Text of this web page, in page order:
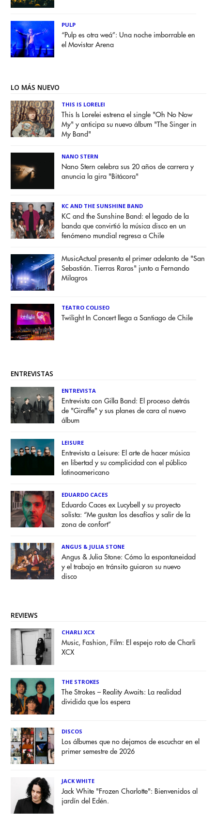
PULP
“Pulp es otra weá”: Una noche imborrable en
el Movistar Arena
LO MÁS NUEVO
THIS IS LORELEI
This Is Lorelei estrena el single "Oh No Now
My" y anticipa su nuevo álbum "The Singer in
My Band"
NANO STERN
Nano Stern celebra sus 20 años de carrera y
anuncia la gira "Bitácora"
KC AND THE SUNSHINE BAND
KC and the Sunshine Band: el legado de la
banda que convirtió la música disco en un
fenómeno mundial regresa a Chile
MusicActual presenta el primer adelanto de "San
Sebastián. Tierras Raras" junto a Fernando
Milagros
TEATRO COLISEO
Twilight In Concert llega a Santiago de Chile
ENTREVISTAS
ENTREVISTA
Entrevista con Gilla Band: El proceso detrás
de "Giraffe" y sus planes de cara al nuevo
álbum
LEISURE
Entrevista a Leisure: El arte de hacer música
en libertad y su complicidad con el público
latinoamericano
EDUARDO CACES
Eduardo Caces ex Lucybell y su proyecto
solista: “Me gustan los desafíos y salir de la
zona de confort”
ANGUS & JULIA STONE
Angus & Julia Stone: Cómo la espontaneidad
y el trabajo en tránsito guiaron su nuevo
disco
REVIEWS
CHARLI XCX
Music, Fashion, Film: El espejo roto de Charli
XCX
THE STROKES
The Strokes – Reality Awaits: La realidad
dividida que los espera
DISCOS
Los álbumes que no dejamos de escuchar en el
primer semestre de 2026
JACK WHITE
Jack White "Frozen Charlotte": Bienvenidos al
jardín del Edén.